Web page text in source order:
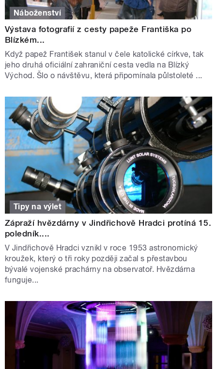
Náboženství
Výstava fotografií z cesty papeže Františka po
Blízkém...
Když papež František stanul v čele katolické církve, tak
jeho druhá oficiální zahraniční cesta vedla na Blízký
Východ. Šlo o návštěvu, která připomínala půlstoleté ...
Tipy na výlet
Zápraží hvězdárny v Jindřichově Hradci protíná 15.
poledník....
V Jindřichově Hradci vznikl v roce 1953 astronomický
kroužek, který o tři roky později začal s přestavbou
bývalé vojenské prachárny na observatoř. Hvězdárna
funguje...